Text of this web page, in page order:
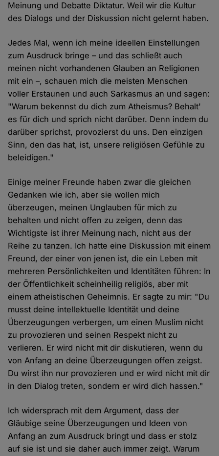
Meinung und Debatte Diktatur. Weil wir die Kultur
des Dialogs und der Diskussion nicht gelernt haben.
Jedes Mal, wenn ich meine ideellen Einstellungen
zum Ausdruck bringe – und das schließt auch
meinen nicht vorhandenen Glauben an Religionen
mit ein –, schauen mich die meisten Menschen
voller Erstaunen und auch Sarkasmus an und sagen:
"Warum bekennst du dich zum Atheismus? Behalt'
es für dich und sprich nicht darüber. Denn indem du
darüber sprichst, provozierst du uns. Den einzigen
Sinn, den das hat, ist, unsere religiösen Gefühle zu
beleidigen."
Einige meiner Freunde haben zwar die gleichen
Gedanken wie ich, aber sie wollen mich
überzeugen, meinen Unglauben für mich zu
behalten und nicht offen zu zeigen, denn das
Wichtigste ist ihrer Meinung nach, nicht aus der
Reihe zu tanzen. Ich hatte eine Diskussion mit einem
Freund, der einer von jenen ist, die ein Leben mit
mehreren Persönlichkeiten und Identitäten führen: In
der Öffentlichkeit scheinheilig religiös, aber mit
einem atheistischen Geheimnis. Er sagte zu mir: "Du
musst deine intellektuelle Identität und deine
Überzeugungen verbergen, um einen Muslim nicht
zu provozieren und seinen Respekt nicht zu
verlieren. Er wird nicht mit dir diskutieren, wenn du
von Anfang an deine Überzeugungen offen zeigst.
Du wirst ihn nur provozieren und er wird nicht mit dir
in den Dialog treten, sondern er wird dich hassen."
Ich widersprach mit dem Argument, dass der
Gläubige seine Überzeugungen und Ideen von
Anfang an zum Ausdruck bringt und dass er stolz
auf sie ist und sie daher auch immer zeigt. Warum